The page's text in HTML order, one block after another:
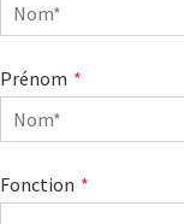
Prénom
Fonction